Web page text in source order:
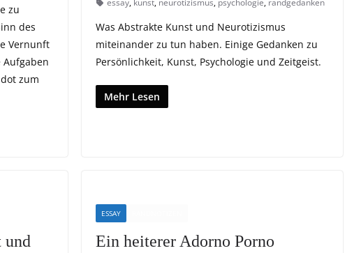
zu
des
Vernunft
zum
essay, kunst, neurotizismus, psychologie, randgedanken
Was Abstrakte Kunst und Neurotizismus
miteinander zu tun haben. Einige Gedanken zu
Persönlichkeit, Kunst, Psychologie und Zeitgeist.
Mehr Lesen
und
ESSAY
Ein heiterer Adorno Porno